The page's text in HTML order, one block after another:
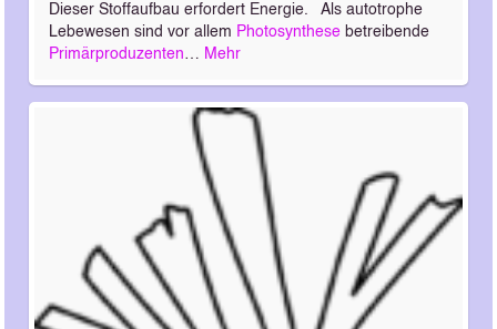
Dieser Stoffaufbau erfordert Energie. Als autotrophe
Lebewesen sind vor allem Photosynthese betreibende
Primärproduzenten … Mehr